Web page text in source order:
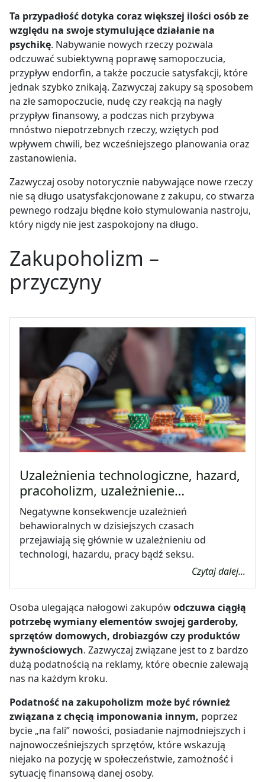
Ta przypadłość dotyka coraz większej ilości osób ze
względu na swoje stymulujące działanie na
psychikę. Nabywanie nowych rzeczy pozwala
odczuwać subiektywną poprawę samopoczucia,
przypływ endorfin, a także poczucie satysfakcji, które
jednak szybko znikają. Zazwyczaj zakupy są sposobem
na złe samopoczucie, nudę czy reakcją na nagły
przypływ finansowy, a podczas nich przybywa
mnóstwo niepotrzebnych rzeczy, wziętych pod
wpływem chwili, bez wcześniejszego planowania oraz
zastanowienia.
Zazwyczaj osoby notorycznie nabywające nowe rzeczy
nie są długo usatysfakcjonowane z zakupu, co stwarza
pewnego rodzaju błędne koło stymulowania nastroju,
który nigdy nie jest zaspokojony na długo.
Zakupoholizm –
przyczyny
Uzależnienia technologiczne, hazard,
pracoholizm, uzależnienie…
Negatywne konsekwencje uzależnień
behawioralnych w dzisiejszych czasach
przejawiają się głównie w uzależnieniu od
technologi, hazardu, pracy bądź seksu.
Czytaj dalej...
Osoba ulegająca nałogowi zakupówodczuwa ciągłą
potrzebę wymiany elementów swojej garderoby,
sprzętów domowych, drobiazgów czy produktów
żywnościowych. Zazwyczaj związane jest to z bardzo
dużą podatnością na reklamy, które obecnie zalewają
nas na każdym kroku.
Podatność na zakupoholizm może być również
związana z chęcią imponowania innym, poprzez
bycie „na fali” nowości, posiadanie najmodniejszych i
najnowocześniejszych sprzętów, które wskazują
niejako na pozycję w społeczeństwie, zamożność i
sytuację finansową danej osoby.